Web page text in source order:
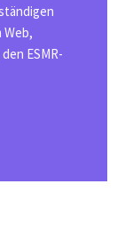
Web,
ESMR-